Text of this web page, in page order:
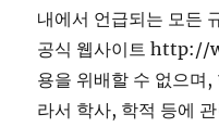
내에서 언급되는 모든
공식 웹사이트 http://
용을 위배할 수 없으며
라서 학사, 학적 등에